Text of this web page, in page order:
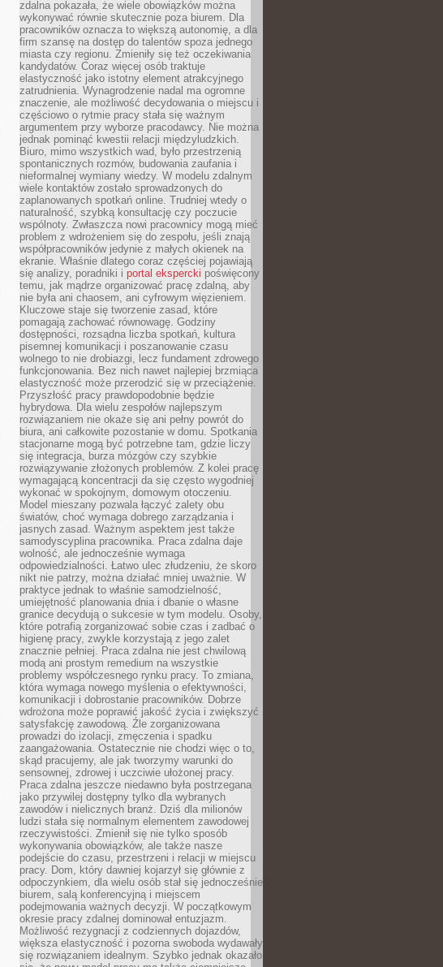
zdalna pokazała, że wiele obowiązków można
wykonywać równie skutecznie poza biurem. Dla
pracowników oznacza to większą autonomię, a dla
firm szansę na dostęp do talentów spoza jednego
miasta czy regionu. Zmieniły się też oczekiwania
kandydatów. Coraz więcej osób traktuje
elastyczność jako istotny element atrakcyjnego
zatrudnienia. Wynagrodzenie nadal ma ogromne
znaczenie, ale możliwość decydowania o miejscu i
częściowo o rytmie pracy stała się ważnym
argumentem przy wyborze pracodawcy. Nie można
jednak pominąć kwestii relacji międzyludzkich.
Biuro, mimo wszystkich wad, było przestrzenią
spontanicznych rozmów, budowania zaufania i
nieformalnej wymiany wiedzy. W modelu zdalnym
wiele kontaktów zostało sprowadzonych do
zaplanowanych spotkań online. Trudniej wtedy o
naturalność, szybką konsultację czy poczucie
wspólnoty. Zwłaszcza nowi pracownicy mogą mieć
problem z wdrożeniem się do zespołu, jeśli znają
współpracowników jedynie z małych okienek na
ekranie. Właśnie dlatego coraz częściej pojawiają
się analizy, poradniki i portal ekspercki poświęcony
temu, jak mądrze organizować pracę zdalną, aby
nie była ani chaosem, ani cyfrowym więzieniem.
Kluczowe staje się tworzenie zasad, które
pomagają zachować równowagę. Godziny
dostępności, rozsądna liczba spotkań, kultura
pisemnej komunikacji i poszanowanie czasu
wolnego to nie drobiazgi, lecz fundament zdrowego
funkcjonowania. Bez nich nawet najlepiej brzmiąca
elastyczność może przerodzić się w przeciążenie.
Przyszłość pracy prawdopodobnie będzie
hybrydowa. Dla wielu zespołów najlepszym
rozwiązaniem nie okaże się ani pełny powrót do
biura, ani całkowite pozostanie w domu. Spotkania
stacjonarne mogą być potrzebne tam, gdzie liczy
się integracja, burza mózgów czy szybkie
rozwiązywanie złożonych problemów. Z kolei pracę
wymagającą koncentracji da się często wygodniej
wykonać w spokojnym, domowym otoczeniu.
Model mieszany pozwala łączyć zalety obu
światów, choć wymaga dobrego zarządzania i
jasnych zasad. Ważnym aspektem jest także
samodyscyplina pracownika. Praca zdalna daje
wolność, ale jednocześnie wymaga
odpowiedzialności. Łatwo ulec złudzeniu, że skoro
nikt nie patrzy, można działać mniej uważnie. W
praktyce jednak to właśnie samodzielność,
umiejętność planowania dnia i dbanie o własne
granice decydują o sukcesie w tym modelu. Osoby,
które potrafią zorganizować sobie czas i zadbać o
higienę pracy, zwykle korzystają z jego zalet
znacznie pełniej. Praca zdalna nie jest chwilową
modą ani prostym remedium na wszystkie
problemy współczesnego rynku pracy. To zmiana,
która wymaga nowego myślenia o efektywności,
komunikacji i dobrostanie pracowników. Dobrze
wdrożona może poprawić jakość życia i zwiększyć
satysfakcję zawodową. Źle zorganizowana
prowadzi do izolacji, zmęczenia i spadku
zaangażowania. Ostatecznie nie chodzi więc o to,
skąd pracujemy, ale jak tworzymy warunki do
sensownej, zdrowej i uczciwie ułożonej pracy.
Praca zdalna jeszcze niedawno była postrzegana
jako przywilej dostępny tylko dla wybranych
zawodów i nielicznych branż. Dziś dla milionów
ludzi stała się normalnym elementem zawodowej
rzeczywistości. Zmienił się nie tylko sposób
wykonywania obowiązków, ale także nasze
podejście do czasu, przestrzeni i relacji w miejscu
pracy. Dom, który dawniej kojarzył się głównie z
odpoczynkiem, dla wielu osób stał się jednocześnie
biurem, salą konferencyjną i miejscem
podejmowania ważnych decyzji. W początkowym
okresie pracy zdalnej dominował entuzjazm.
Możliwość rezygnacji z codziennych dojazdów,
większa elastyczność i pozorna swoboda wydawały
się rozwiązaniem idealnym. Szybko jednak okazało